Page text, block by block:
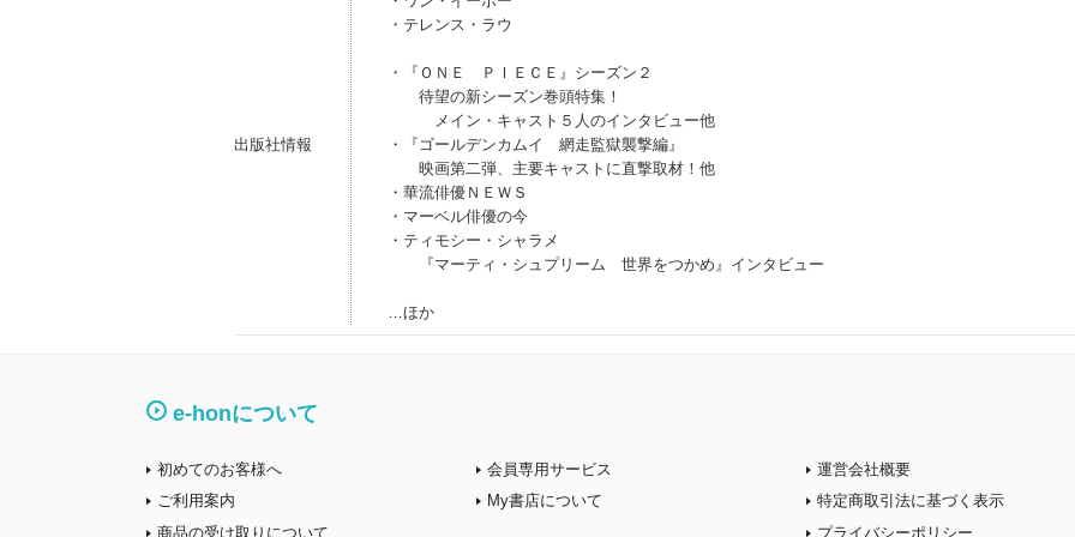
出版社情報
・テレンス・ラウ
・『ＯＮＥ ＰＩＥＣＥ』シーズン２
待望の新シーズン巻頭特集！
メイン・キャスト５人のインタビュー他
・『ゴールデンカムイ 網走監獄襲撃編』
映画第二弾、主要キャストに直撃取材！他
・華流俳優ＮＥＷＳ
・マーベル俳優の今
・ティモシー・シャラメ
『マーティ・シュプリーム 世界をつかめ』インタビュー
…ほか
e-honについて
初めてのお客様へ
ご利用案内
商品の受け取りについて
会員専用サービス
My書店について
運営会社概要
特定商取引法に基づく表示
プライバシーポリシー